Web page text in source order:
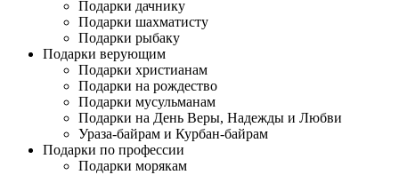
Подарки дачнику
Подарки шахматисту
Подарки рыбаку
Подарки верующим
Подарки христианам
Подарки на рождество
Подарки мусульманам
Подарки на День Веры, Надежды и Любви
Ураза-байрам и Курбан-байрам
Подарки по профессии
Подарки морякам